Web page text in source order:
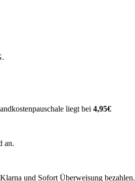
liegt bei 4,95€
an.
und Sofort Überweisung bezahlen.